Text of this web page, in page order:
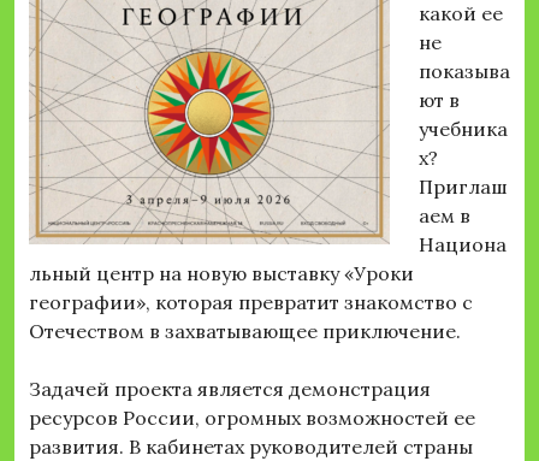
какой ее
не
показыва
ют в
учебника
х?
Приглаш
аем в
Национа
льный центр на новую выставку «Уроки
географии», которая превратит знакомство с
Отечеством в захватывающее приключение.
Задачей проекта является демонстрация
ресурсов России, огромных возможностей ее
развития. В кабинетах руководителей страны